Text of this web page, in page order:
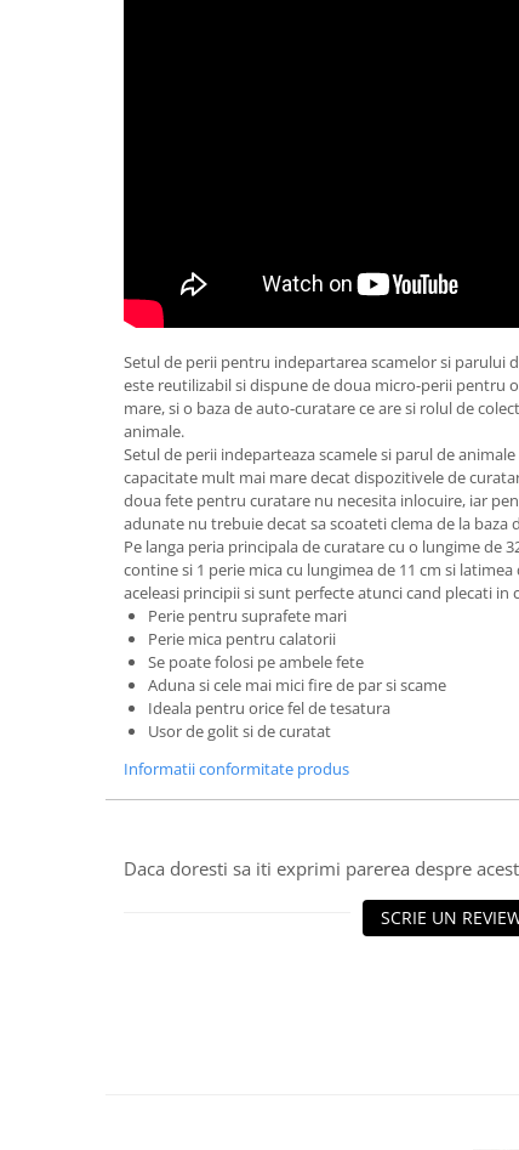
Setul de perii pentru indepartarea scamelor si parului
este reutilizabil si dispune de doua micro-perii pentru
mare, si o baza de auto-curatare ce are si rolul de
animale.
Setul de perii indeparteaza scamele si parul de
capacitate mult mai mare decat dispozitivele de
doua fete pentru curatare nu necesita inlocuire, iar
adunate nu trebuie decat sa scoateti clema de la baza
Pe langa peria principala de curatare cu o lungime de
contine si 1 perie mica cu lungimea de 11 cm si
aceleasi principii si sunt perfecte atunci cand plecati in
Perie pentru suprafete mari
Perie mica pentru calatorii
Se poate folosi pe ambele fete
Aduna si cele mai mici fire de par si scame
Ideala pentru orice fel de tesatura
Usor de golit si de curatat
Informatii conformitate produs
Daca doresti sa iti exprimi parerea despre
SCRIE UN